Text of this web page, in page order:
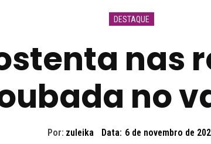
DESTAQUE
nas
no
Por: zuleika Data: 6 de novembro de